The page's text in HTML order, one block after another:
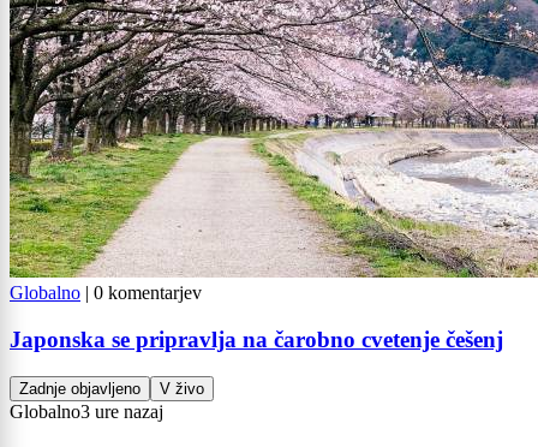
Globalno | 0 komentarjev
Japonska se pripravlja na čarobno cvetenje češenj
Zadnje objavljeno V živo
Globalno3 ure nazaj